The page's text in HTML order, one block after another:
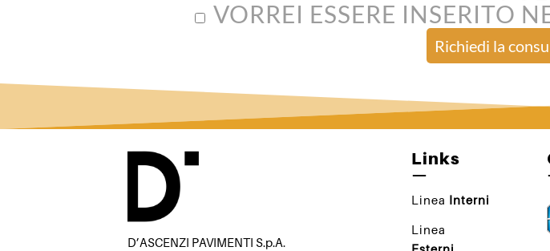
VORREI ESSERE INSERITO
D’ASCENZI PAVIMENTI S.p.A.
Links
—
Linea Interni
Linea